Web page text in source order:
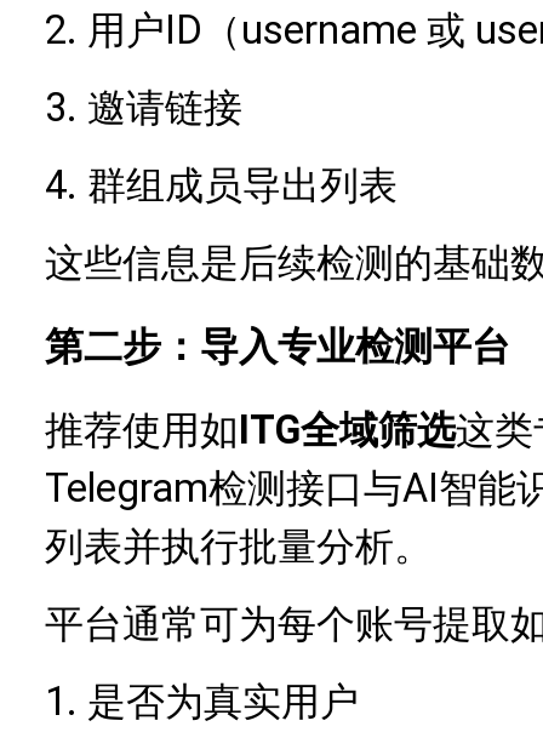
2. 用户ID（username 或
3. 邀请链接
4. 群组成员导出列表
这些信息是后续检测的基础
第二步：导入专业检测平台
推荐使用如 ITG全域筛选这类
Telegram检测接口与AI智能
列表并执行批量分析。
平台通常可为每个账号提取
1. 是否为真实用户